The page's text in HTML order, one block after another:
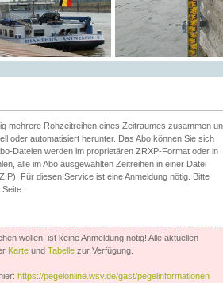
mehrere Rohzeitreihen eines Zeitraumes zusammen
oder automatisiert herunter. Das Abo können Sie sich
Dateien werden im proprietären ZRXP-Format oder in
alle im Abo ausgewählten Zeitreihen in einer Datei
Für diesen Service ist eine Anmeldung nötig. Bitte
wollen, ist keine Anmeldung nötig! Alle aktuellen
Karte und Tabelle zur Verfügung.
https://pegelonline.wsv.de/gast/pegelinformationen